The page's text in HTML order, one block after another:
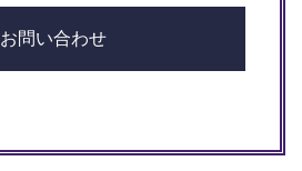
お問い合わせ